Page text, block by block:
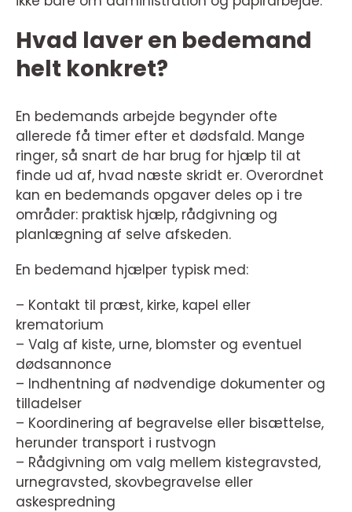
Hvad laver en bedemand
helt konkret?
En bedemands arbejde begynder ofte
allerede få timer efter et dødsfald. Mange
ringer, så snart de har brug for hjælp til at
finde ud af, hvad næste skridt er. Overordnet
kan en bedemands opgaver deles op i tre
områder: praktisk hjælp, rådgivning og
planlægning af selve afskeden.
En bedemand hjælper typisk med:
– Kontakt til præst, kirke, kapel eller
krematorium
– Valg af kiste, urne, blomster og eventuel
dødsannonce
– Indhentning af nødvendige dokumenter og
tilladelser
– Koordinering af begravelse eller bisættelse,
herunder transport i rustvogn
– Rådgivning om valg mellem kistegravsted,
urnegravsted, skovbegravelse eller
askespredning